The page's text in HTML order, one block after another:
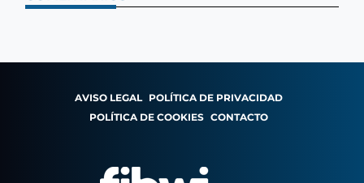
AVISO LEGAL POLÍTICA DE PRIVACIDAD
POLÍTICA DE COOKIES CONTACTO